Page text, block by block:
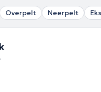
Overpelt Neerpelt